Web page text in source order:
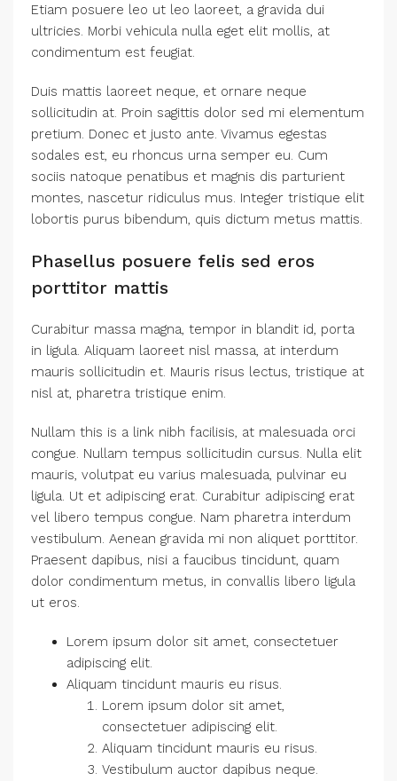
Etiam posuere leo ut leo laoreet, a gravida dui
ultricies. Morbi vehicula nulla eget elit mollis, at
condimentum est feugiat.
Duis mattis laoreet neque, et ornare neque
sollicitudin at. Proin sagittis dolor sed mi elementum
pretium. Donec et justo ante. Vivamus egestas
sodales est, eu rhoncus urna semper eu. Cum
sociis natoque penatibus et magnis dis parturient
montes, nascetur ridiculus mus. Integer tristique elit
lobortis purus bibendum, quis dictum metus mattis.
Phasellus posuere felis sed eros
porttitor mattis
Curabitur massa magna, tempor in blandit id, porta
in ligula. Aliquam laoreet nisl massa, at interdum
mauris sollicitudin et. Mauris risus lectus, tristique at
nisl at, pharetra tristique enim.
Nullam this is a link nibh facilisis, at malesuada orci
congue. Nullam tempus sollicitudin cursus. Nulla elit
mauris, volutpat eu varius malesuada, pulvinar eu
ligula. Ut et adipiscing erat. Curabitur adipiscing erat
vel libero tempus congue. Nam pharetra interdum
vestibulum. Aenean gravida mi non aliquet porttitor.
Praesent dapibus, nisi a faucibus tincidunt, quam
dolor condimentum metus, in convallis libero ligula
ut eros.
Lorem ipsum dolor sit amet, consectetuer
adipiscing elit.
Aliquam tincidunt mauris eu risus.
Lorem ipsum dolor sit amet,
consectetuer adipiscing elit.
Aliquam tincidunt mauris eu risus.
Vestibulum auctor dapibus neque.